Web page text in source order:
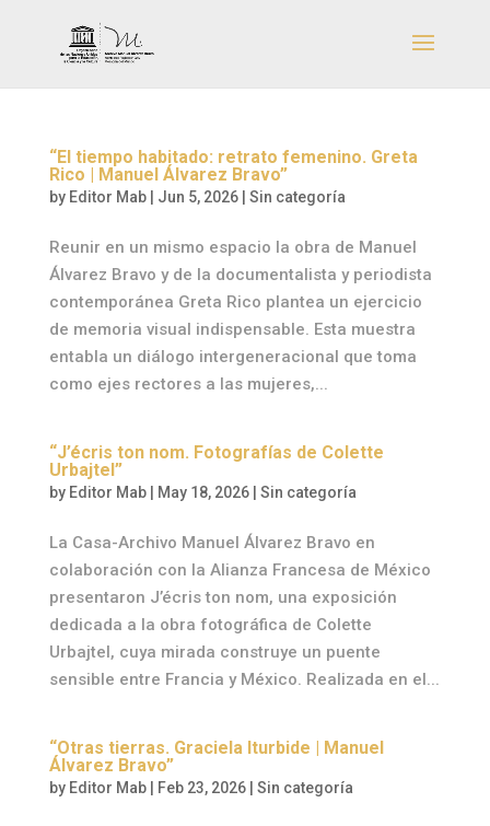
“El tiempo habitado: retrato femenino. Greta
Rico | Manuel Álvarez Bravo”
by Editor Mab| Jun 5, 2026| Sin categoría
Reunir en un mismo espacio la obra de Manuel
Álvarez Bravo y de la documentalista y periodista
contemporánea Greta Rico plantea un ejercicio
de memoria visual indispensable. Esta muestra
entabla un diálogo intergeneracional que toma
como ejes rectores a las mujeres,...
“J’écris ton nom. Fotografías de Colette
Urbajtel”
by Editor Mab| May 18, 2026| Sin categoría
La Casa-Archivo Manuel Álvarez Bravo en
colaboración con la Alianza Francesa de México
presentaron J’écris ton nom, una exposición
dedicada a la obra fotográfica de Colette
Urbajtel, cuya mirada construye un puente
sensible entre Francia y México. Realizada en el...
“Otras tierras. Graciela Iturbide | Manuel
Álvarez Bravo”
by Editor Mab| Feb 23, 2026| Sin categoría